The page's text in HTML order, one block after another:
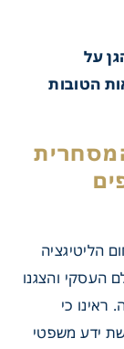
על
הטובות
הליטיגציה
העסקי והצגנו
ראינו כי
ידע משפטי